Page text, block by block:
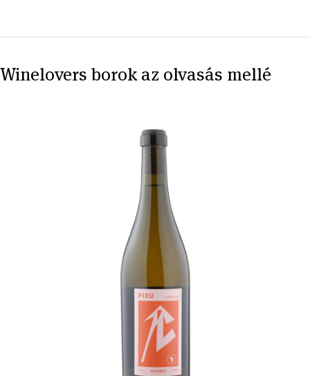
Winelovers borok az olvasás mellé